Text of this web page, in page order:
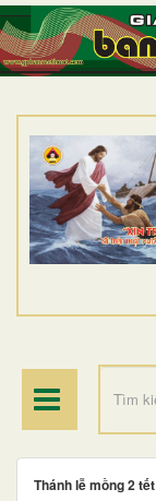
TRANG
GIỚI THIỆU
DÒNG TU
BAN MỤC VỤ
ĐOÀN THỂ CG
ĐIỂM HÀNH
Thánh lễ mồng 2